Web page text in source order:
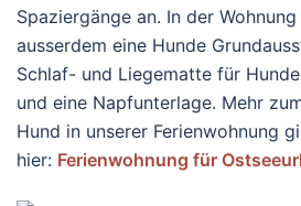
Spaziergänge an. In der
ausserdem eine Hunde
Schlaf- und Liegematte für
und eine Napfunterlage. Mehr
Hund in unserer Ferienwohnung
hier: Ferienwohnung für